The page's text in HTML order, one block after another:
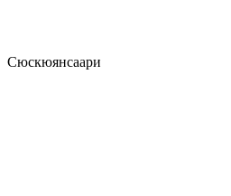
Сюскюянсаари